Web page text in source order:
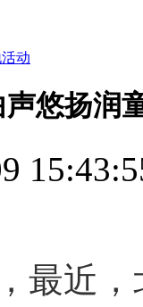
动
悠扬润
最近